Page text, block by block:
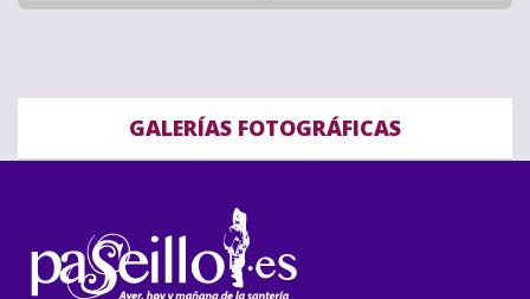
GALERÍAS FOTOGRÁFICAS